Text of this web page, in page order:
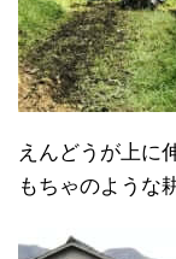
えんどうが上に
もちゃのような